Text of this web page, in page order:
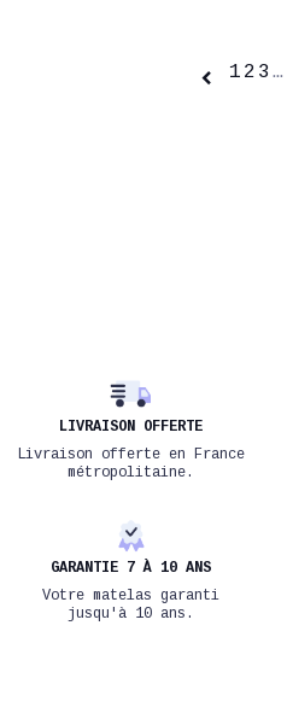
 1 2 3 …
LIVRAISON OFFERTE
Livraison offerte en France
métropolitaine.
GARANTIE 7 À 10 ANS
Votre matelas garanti
jusqu'à 10 ans.